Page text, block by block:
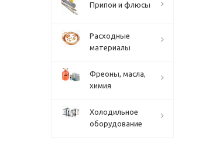
Припои и флюсы
Расходные
материалы
Фреоны, масла,
химия
Холодильное
оборудование